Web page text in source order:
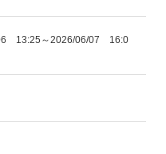
13:25～2026/06/07 16:0